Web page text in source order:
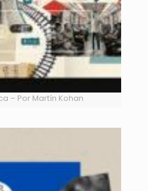
– Por Martín Kohan